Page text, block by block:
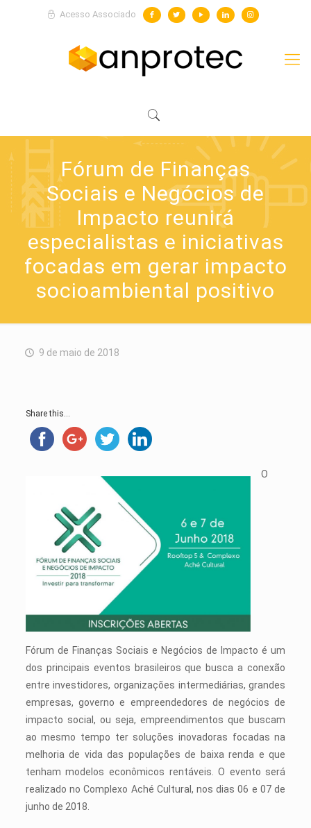
Acesso Associado
Fórum de Finanças
Sociais e Negócios de
Impacto reunirá
especialistas e iniciativas
focadas em gerar impacto
socioambiental positivo
9 de maio de 2018
Share this...
O
Fórum de Finanças Sociais e Negócios de Impacto é um
dos principais eventos brasileiros que busca a conexão
entre investidores, organizações intermediárias, grandes
empresas, governo e empreendedores de negócios de
impacto social, ou seja, empreendimentos que buscam
ao mesmo tempo ter soluções inovadoras focadas na
melhoria de vida das populações de baixa renda e que
tenham modelos econômicos rentáveis. O evento será
realizado no Complexo Aché Cultural, nos dias 06 e 07 de
junho de 2018.